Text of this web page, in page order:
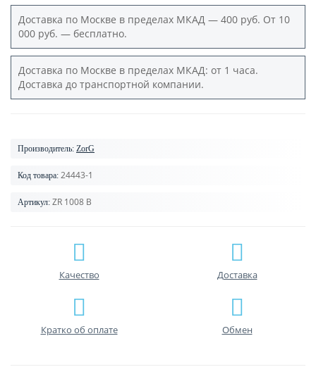
Доставка по Москве в пределах МКАД — 400 руб. От 10
000 руб. — бесплатно.
Доставка по Москве в пределах МКАД: от 1 часа.
Доставка до транспортной компании.
Производитель: ZorG
Код товара: 24443-1
Артикул: ZR 1008 В
Качество Доставка
Кратко об оплате Обмен